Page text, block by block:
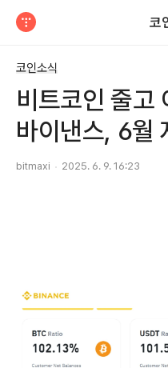
코
코인소식
비트코인 줄고
바이낸스, 6월
bitmaxi 2025. 6. 9. 16:23